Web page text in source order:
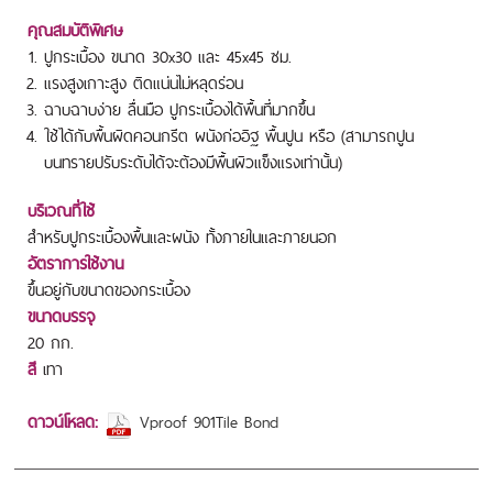
คุณสมบัติพิเศษ
ปูกระเบื้อง ขนาด 30x30 และ 45x45 ซม.
แรงสูงเกาะสูง ติดแน่นไม่หลุดร่อน
ฉาบฉาบง่าย ลื่นมือ ปูกระเบื้องได้พื้นที่มากขึ้น
ใช้ได้กับพื้นผิดคอนกรีต ผนังก่ออิฐ พื้นปูน หรือ (สามารถปูน
บนทรายปรับระดับได้จะต้องมีพื้นผิวแข็งแรงเท่านั้น)
บริเวณที่ใช้
สำหรับปูกระเบื้องพื้นและผนัง ทั้งภายในและภายนอก
อัตราการใช้งาน
ขึ้นอยู่กับขนาดของกระเบื้อง
ขนาดบรรจุ
20 กก.
สี เทา
ดาวน์โหลด:
Vproof 901Tile Bond